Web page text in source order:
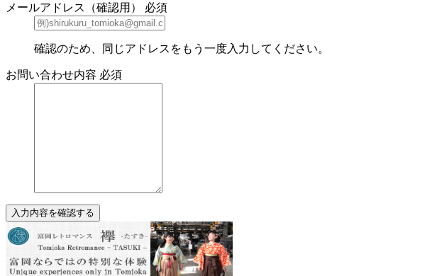
メールアドレス（確認用） 必須
確認のため、同じアドレスをもう一度入力してください。
お問い合わせ内容 必須
入力内容を確認する